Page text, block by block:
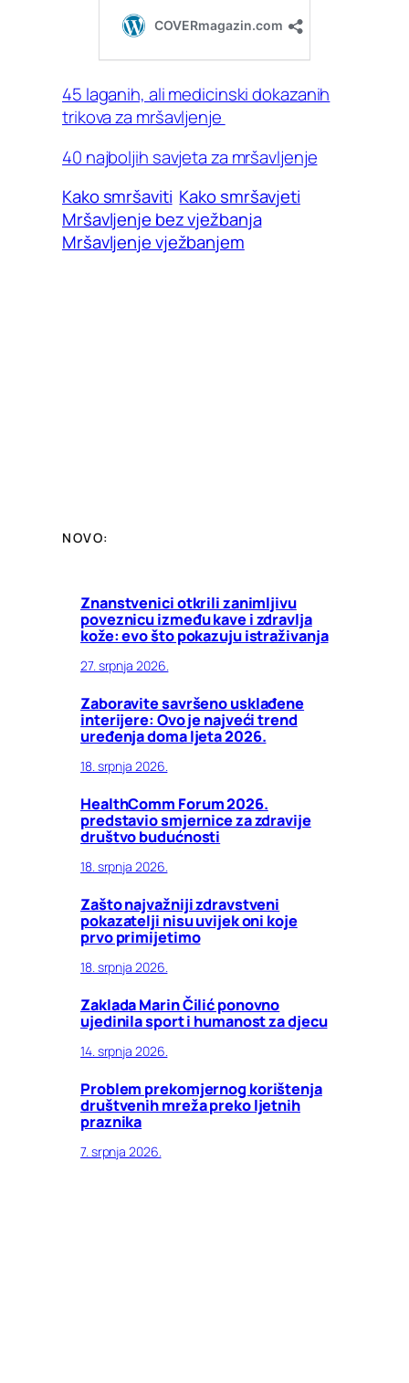
45 laganih, ali medicinski dokazanih
trikova za mršavljenje
40 najboljih savjeta za mršavljenje
Kako smršaviti Kako smršavjeti
Mršavljenje bez vježbanja
Mršavljenje vježbanjem
NOVO:
Znanstvenici otkrili zanimljivu
poveznicu između kave i zdravlja
kože: evo što pokazuju istraživanja
27. srpnja 2026.
Zaboravite savršeno usklađene
interijere: Ovo je najveći trend
uređenja doma ljeta 2026.
18. srpnja 2026.
HealthComm Forum 2026.
predstavio smjernice za zdravije
društvo budućnosti
18. srpnja 2026.
Zašto najvažniji zdravstveni
pokazatelji nisu uvijek oni koje
prvo primijetimo
18. srpnja 2026.
Zaklada Marin Čilić ponovno
ujedinila sport i humanost za djecu
14. srpnja 2026.
Problem prekomjernog korištenja
društvenih mreža preko ljetnih
praznika
7. srpnja 2026.